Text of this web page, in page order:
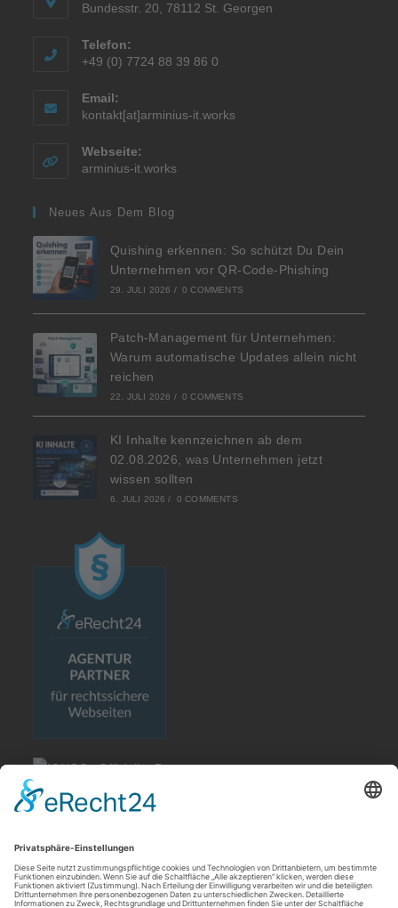
Bundesstr. 20, 78112 St. Georgen
Telefon:
+49 (0) 7724 88 39 86 0
Email:
kontakt[at]arminius-it.works
Webseite:
arminius-it.works
Neues Aus Dem Blog
Quishing erkennen: So schützt Du Dein
Unternehmen vor QR-Code-Phishing
29. JULI 2026 / 0 COMMENTS
Patch-Management für Unternehmen:
Warum automatische Updates allein nicht
reichen
22. JULI 2026 / 0 COMMENTS
KI Inhalte kennzeichnen ab dem
02.08.2026, was Unternehmen jetzt
wissen sollten
6. JULI 2026 / 0 COMMENTS
Rechtliches
Allgemeine Geschäftsbedingungen
Impressum